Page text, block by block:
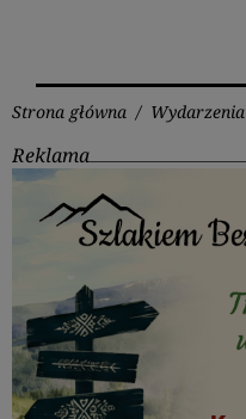
Strona główna / Wydarzenia
Reklama